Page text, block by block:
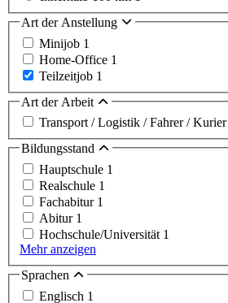
Art der Anstellung
Minijob 1
Home-Office 1
Teilzeitjob 1
Art der Arbeit
Transport / Logistik / Fahrer / Kurier
Bildungsstand
Hauptschule 1
Realschule 1
Fachabitur 1
Abitur 1
Hochschule/Universität 1
Mehr anzeigen
Sprachen
Englisch 1